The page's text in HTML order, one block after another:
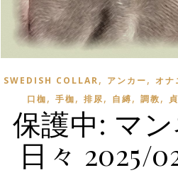
SWEDISH COLLAR, アンカー, オナ
口枷, 手枷, 排尿, 自縛, 調教,
保護中: マ
日々 2025/